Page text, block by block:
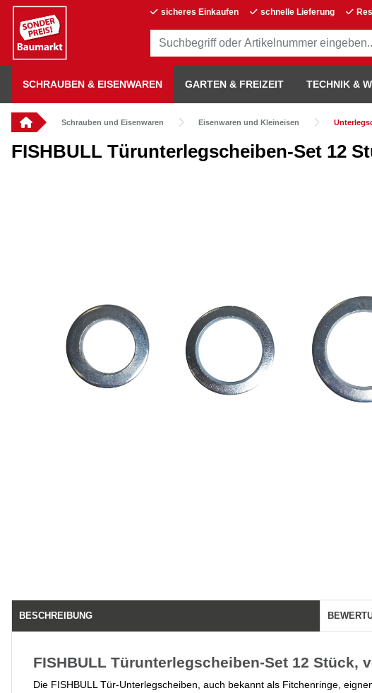
sicheres Einkaufen schnelle Lieferung
SCHRAUBEN & EISENWAREN GARTEN & FREIZEIT TECHNIK &
Schrauben und Eisenwaren Eisenwaren und Kleineisen
FISHBULL Türunterlegscheiben-Set 12
BESCHREIBUNG
FISHBULL Türunterlegscheiben-Set 12 Stück,
Die FISHBULL Tür-Unterlegscheiben, auch bekannt als Fitchenringe,